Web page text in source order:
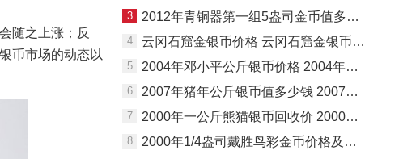
随之上涨；反
币市场的动态以
3 2012年青铜器第一组5盎司金币值多少钱 青铜器纪念币第一组价格
4 云冈石窟金银币价格 云冈石窟金银币最新行情
5 2004年邓小平公斤银币价格 2004年1公斤邓小平诞辰100周年银币值多少钱
6 2007年猪年公斤银币值多少钱 2007年1公斤生肖猪银币最新价格
7 2000年一公斤熊猫银币回收价 2000年熊猫银币1公斤最新价格
8 2000年1/4盎司戴胜鸟彩金币价格及收藏价值